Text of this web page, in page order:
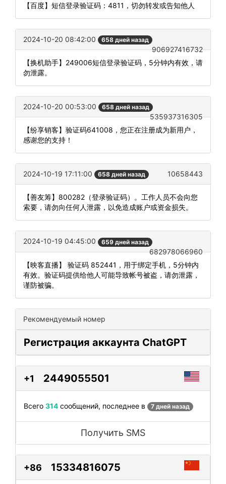
【百度】短信登录验证码：4811，切勿转发或告知他人
2024-10-20 08:42:00 658 дней назад
906927416732
【换机助手】249006短信登录验证码，5分钟内有效，请
勿泄露。
2024-10-20 00:53:00 658 дней назад
535937316305
【纷享销客】验证码641008，您正在注册成为新用户，
感谢您的支持！
2024-10-19 17:11:00 658 дней назад 10658443
【善友筹】800282（登录验证码）。工作人员不会向您
索要，请勿向任何人泄露，以免造成账户或资金损失。
2024-10-19 04:45:00 659 дней назад
682978066960
【映客直播】 验证码 852441，用于绑定手机，5分钟内
有效。验证码提供给他人可能导致帐号被盗，请勿泄露，
谨防被骗。
Рекомендуемый номер
Регистрация аккаунта ChatGPT
+1 2449055501
Всего 314 сообщений, последнее в 7 дней назад
Получить SMS
+86 15334816075